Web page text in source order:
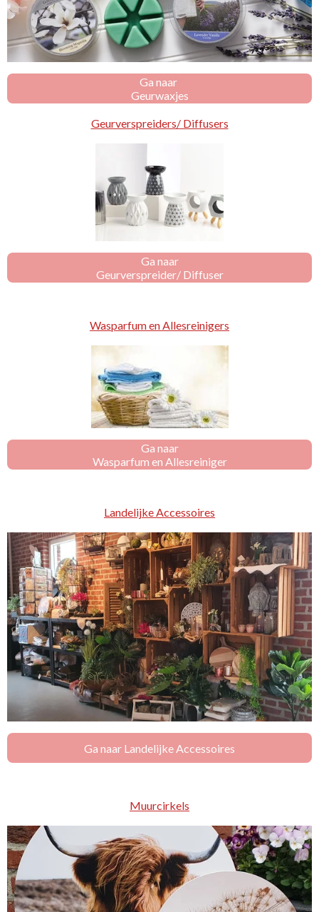
Ga naar
Geurwaxjes
Geurverspreiders/ Diffusers
Ga naar
Geurverspreider/ Diffuser
Wasparfum en Allesreinigers
Ga naar
Wasparfum en Allesreiniger
Landelijke Accessoires
Ga naar Landelijke Accessoires
Muurcirkels